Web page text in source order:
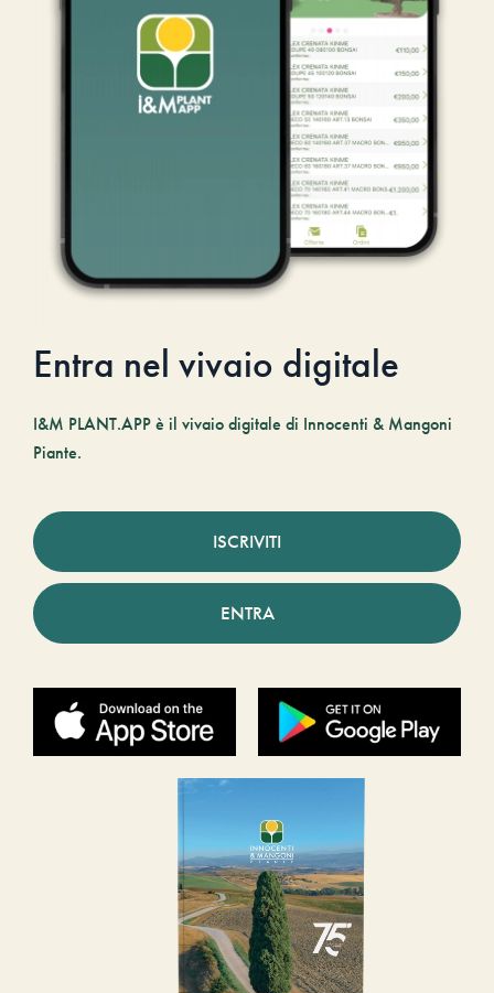
Entra nel vivaio digitale
I&M PLANT.APP è il vivaio digitale di Innocenti & Mangoni
Piante.
ISCRIVITI
ENTRA